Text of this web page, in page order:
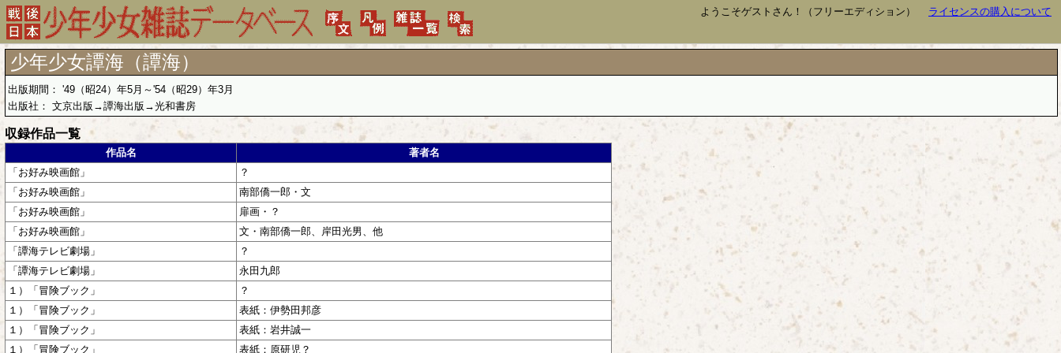
ようこそゲストさん！（フリーエディション） ライセンスの購入について
少年少女譚海（譚海）
出版期間： '49（昭24）年5月～'54（昭29）年3月
出版社： 文京出版→譚海出版→光和書房
収録作品一覧
作品名
著者名
「お好み映画館」
？
「お好み映画館」
南部僑一郎・文
「お好み映画館」
扉画・？
「お好み映画館」
文・南部僑一郎、岸田光男、他
「譚海テレビ劇場」
？
「譚海テレビ劇場」
永田九郎
１）「冒険ブック」
？
１）「冒険ブック」
表紙：伊勢田邦彦
１）「冒険ブック」
表紙：岩井誠一
１）「冒険ブック」
表紙：原研児？